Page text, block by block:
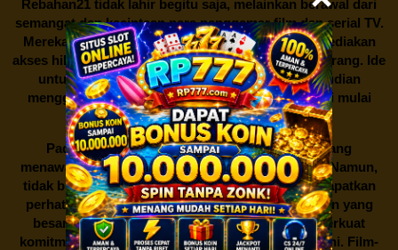
Rebahan21 tidak lahir begitu saja, melainkan berawal dari
semangat dan kecintaan para penggemar film dan serial TV.
Mereka ingin memberikan kontribusi dalam menyediakan
akses hiburan yang mudah dan gratis bagi semua orang. Ide
untuk menciptakan platform streaming ini kemudian
menggelinding dengan cepat, dan proyek kecil ini mulai
dikerjakan dengan penuh semangat.
Pada awalnya,Rebahan21adalah situs kecil yang
menawarkan beberapa film dan acara TV populer. Namun,
tidak butuh waktu lama bagi situs ini untuk mendapatkan
perhatian dari para penggemar hiburan. Dukungan yang
besar dari komunitas pengguna semakin memperkuat
komitmen untuk terus mengembangkan platform ini. Film-